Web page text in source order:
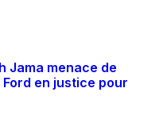
Jama menace de
en justice pour